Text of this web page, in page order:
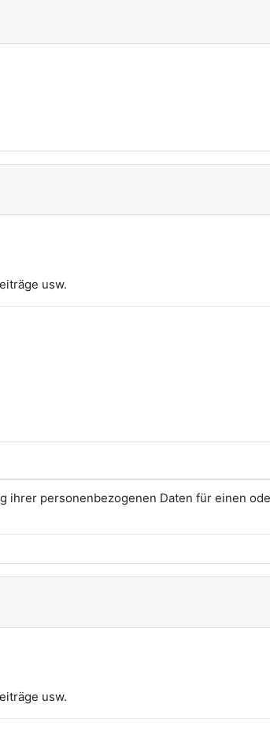
usw.
ihrer personenbezogenen Daten für einen
usw.